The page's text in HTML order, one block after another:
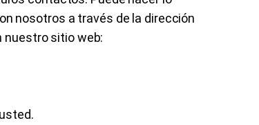
nosotros a través de la dirección
nuestro sitio web: